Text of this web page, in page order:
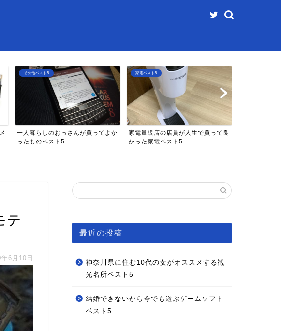
その他ベスト5
一人暮らしのおっさんが買ってよか
ったものベスト5
家電ベスト5
家電量販店の店員が人生で買って良
かった家電ベスト5
テ
6月10日
最近の投稿
神奈川県に住む10代の女がオススメする観
光名所ベスト5
結婚できないから今でも遊ぶゲームソフト
ベスト5